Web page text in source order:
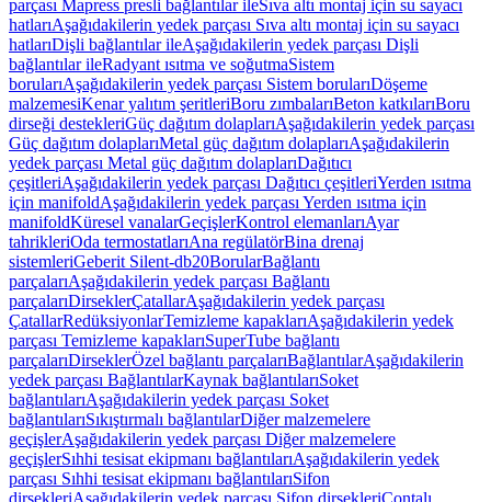
parçası Mapress presli bağlantılar ileSıva altı montaj için su sayacı
hatlarıAşağıdakilerin yedek parçası Sıva altı montaj için su sayacı
hatlarıDişli bağlantılar ileAşağıdakilerin yedek parçası Dişli
bağlantılar ileRadyant ısıtma ve soğutmaSistem
borularıAşağıdakilerin yedek parçası Sistem borularıDöşeme
malzemesiKenar yalıtım şeritleriBoru zımbalarıBeton katkılarıBoru
dirseği destekleriGüç dağıtım dolaplarıAşağıdakilerin yedek parçası
Güç dağıtım dolaplarıMetal güç dağıtım dolaplarıAşağıdakilerin
yedek parçası Metal güç dağıtım dolaplarıDağıtıcı
çeşitleriAşağıdakilerin yedek parçası Dağıtıcı çeşitleriYerden ısıtma
için manifoldAşağıdakilerin yedek parçası Yerden ısıtma için
manifoldKüresel vanalarGeçişlerKontrol elemanlarıAyar
tahrikleriOda termostatlarıAna regülatörBina drenaj
sistemleriGeberit Silent-db20BorularBağlantı
parçalarıAşağıdakilerin yedek parçası Bağlantı
parçalarıDirseklerÇatallarAşağıdakilerin yedek parçası
ÇatallarRedüksiyonlarTemizleme kapaklarıAşağıdakilerin yedek
parçası Temizleme kapaklarıSuperTube bağlantı
parçalarıDirseklerÖzel bağlantı parçalarıBağlantılarAşağıdakilerin
yedek parçası BağlantılarKaynak bağlantılarıSoket
bağlantılarıAşağıdakilerin yedek parçası Soket
bağlantılarıSıkıştırmalı bağlantılarDiğer malzemelere
geçişlerAşağıdakilerin yedek parçası Diğer malzemelere
geçişlerSıhhi tesisat ekipmanı bağlantılarıAşağıdakilerin yedek
parçası Sıhhi tesisat ekipmanı bağlantılarıSifon
dirsekleriAşağıdakilerin yedek parçası Sifon dirsekleriContalı